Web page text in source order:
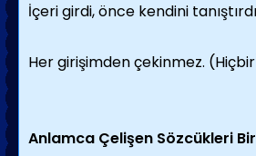
İçeri girdi, önce kendini
Her girişimden çekinmez.
Anlamca Çelişen Sözcükleri